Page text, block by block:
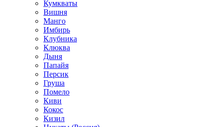
Кумкваты
Вишня
Манго
Имбирь
Клубника
Клюква
Дыня
Папайя
Персик
Груша
Помело
Киви
Кокос
Кизил